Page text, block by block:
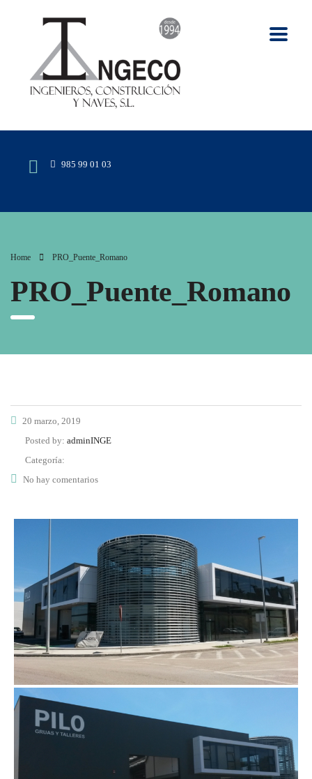
985 99 01 03
Home PRO_Puente_Romano
PRO_Puente_Romano
20 marzo, 2019
Posted by: adminINGE
Categoría:
No hay comentarios